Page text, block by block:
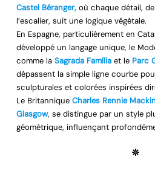
Castel Béranger,où chaque détail,
l’escalier, suit une logique végétale.
En Espagne, particulièrement en
développé un langage unique, le
comme la Sagrada Famíliaet le Parc
dépassent la simple ligne courbe
sculpturales et colorées inspirées
Le Britannique Charles Rennie
Glasgow, se distingue par un style
géométrique, influençant